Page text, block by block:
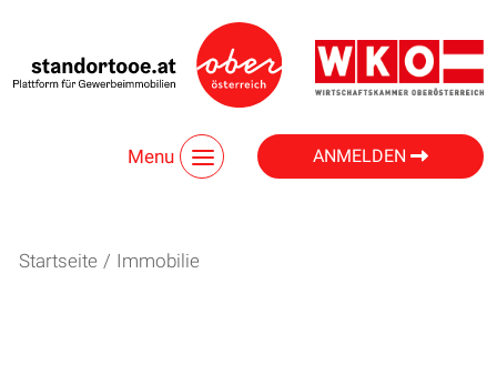
Menu ANMELDEN
Startseite / Immobilie